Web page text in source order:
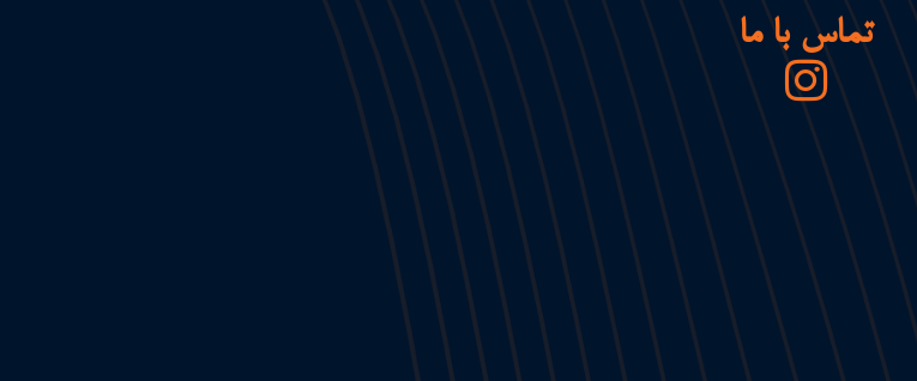
تماس با ما